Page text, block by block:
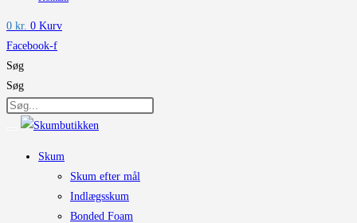
0 kr. 0 Kurv
Facebook-f
Søg
Søg
Skum
Skum efter mål
Indlægsskum
Bonded Foam